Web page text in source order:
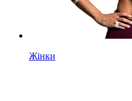
Жінки